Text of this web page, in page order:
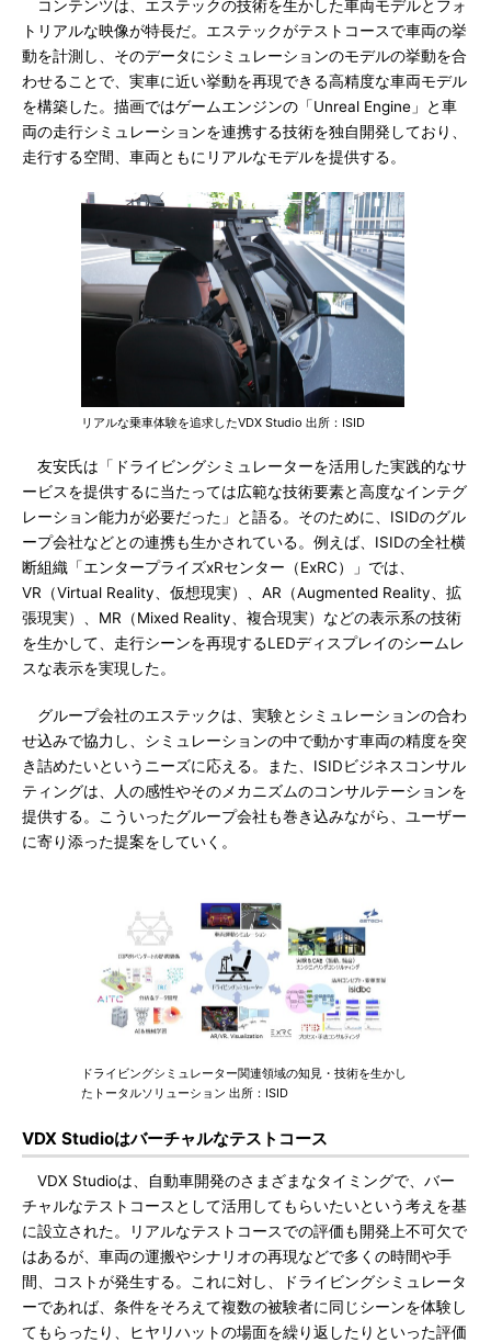
コンテンツは、エステックの技術を生かした車両モデルとフォ
トリアルな映像が特長だ。エステックがテストコースで車両の挙
動を計測し、そのデータにシミュレーションのモデルの挙動を合
わせることで、実車に近い挙動を再現できる高精度な車両モデル
を構築した。描画ではゲームエンジンの「Unreal Engine」と車
両の走行シミュレーションを連携する技術を独自開発しており、
走行する空間、車両ともにリアルなモデルを提供する。
リアルな乗車体験を追求したVDX Studio 出所：ISID
友安氏は「ドライビングシミュレーターを活用した実践的なサ
ービスを提供するに当たっては広範な技術要素と高度なインテグ
レーション能力が必要だった」と語る。そのために、ISIDのグル
ープ会社などとの連携も生かされている。例えば、ISIDの全社横
断組織「エンタープライズxRセンター（ExRC）」では、
VR（Virtual Reality、仮想現実）、AR（Augmented Reality、拡
張現実）、MR（Mixed Reality、複合現実）などの表示系の技術
を生かして、走行シーンを再現するLEDディスプレイのシームレ
スな表示を実現した。
グループ会社のエステックは、実験とシミュレーションの合わ
せ込みで協力し、シミュレーションの中で動かす車両の精度を突
き詰めたいというニーズに応える。また、ISIDビジネスコンサル
ティングは、人の感性やそのメカニズムのコンサルテーションを
提供する。こういったグループ会社も巻き込みながら、ユーザー
に寄り添った提案をしていく。
ドライビングシミュレーター関連領域の知見・技術を生かし
たトータルソリューション 出所：ISID
VDX Studioはバーチャルなテストコース
VDX Studioは、自動車開発のさまざまなタイミングで、バー
チャルなテストコースとして活用してもらいたいという考えを基
に設立された。リアルなテストコースでの評価も開発上不可欠で
はあるが、車両の運搬やシナリオの再現などで多くの時間や手
間、コストが発生する。これに対し、ドライビングシミュレータ
ーであれば、条件をそろえて複数の被験者に同じシーンを体験し
てもらったり、ヒヤリハットの場面を繰り返したりといった評価